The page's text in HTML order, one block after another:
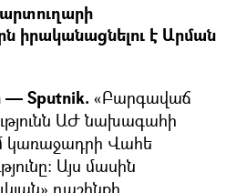
իրականացնելու է Արման
— Sputnik. «Բարգավաճ
ԱԺ նախագահի
կառաջադրի Վահե
Այս մասին
դաշինքի